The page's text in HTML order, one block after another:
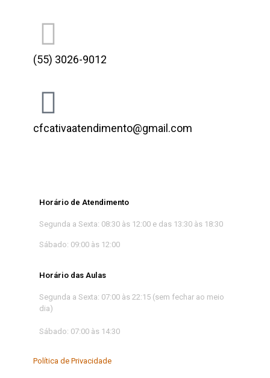
(55) 3026-9012
cfcativaatendimento@gmail.com
Horário de Atendimento
Segunda a Sexta: 08:30 às 12:00 e das 13:30 às 18:30
Sábado: 09:00 às 12:00
Horário das Aulas
Segunda a Sexta: 07:00 às 22:15 (sem fechar ao meio
dia)
Sábado: 07:00 às 14:30
Política de Privacidade